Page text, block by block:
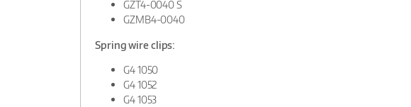
GZT4-0040 S
GZMB4-0040
Spring wire clips:
G4 1050
G4 1052
G4 1053